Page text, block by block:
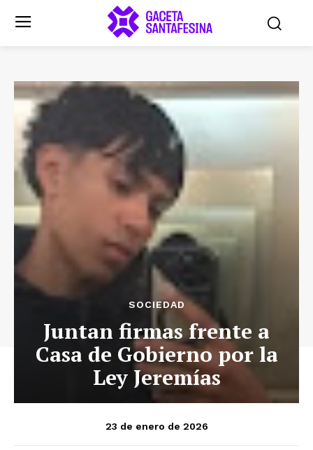
SOCIEDAD
Juntan firmas frente a
Casa de Gobierno por la
Ley Jeremías
23 de enero de 2026